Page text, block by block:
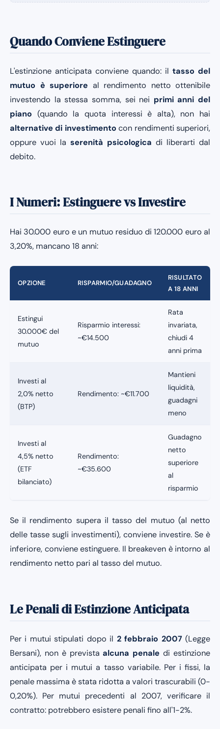
Quando Conviene Estinguere
L'estinzione anticipata conviene quando: il tasso del
mutuo è superiore al rendimento netto ottenibile
investendo la stessa somma, sei nei primi anni del
piano (quando la quota interessi è alta), non hai
alternative di investimento con rendimenti superiori,
oppure vuoi la serenità psicologica di liberarti dal
debito.
I Numeri: Estinguere vs Investire
Hai 30.000 euro e un mutuo residuo di 120.000 euro al
3,20%, mancano 18 anni:
OPZIONE RISPARMIO/GUADAGNO
RISULTATO
A 18 ANNI
Estingui
30.000€ del
mutuo
Risparmio interessi:
~€14.500
Rata
invariata,
chiudi 4
anni prima
Investi al
2,0% netto
(BTP)
Rendimento: ~€11.700
Mantieni
liquidità,
guadagni
meno
Investi al
4,5% netto
(ETF
bilanciato)
Rendimento:
~€35.600
Guadagno
netto
superiore
al
risparmio
Se il rendimento supera il tasso del mutuo (al netto
delle tasse sugli investimenti), conviene investire. Se è
inferiore, conviene estinguere. Il breakeven è intorno al
rendimento netto pari al tasso del mutuo.
Le Penali di Estinzione Anticipata
Per i mutui stipulati dopo il 2 febbraio 2007(Legge
Bersani), non è previstaalcuna penale di estinzione
anticipata per i mutui a tasso variabile. Per i fissi, la
penale massima è stata ridotta a valori trascurabili (0-
0,20%). Per mutui precedenti al 2007, verificare il
contratto: potrebbero esistere penali fino all'1-2%.